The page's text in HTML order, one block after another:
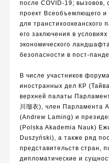
после COVID-19; вызовов,
проект Всеобъемлющего и
для транстихоокеанского
его заключения в
экономического
безопасности в пост-
В числе участников
иностранных дел КР
верхней палаты
川瑠衣), член Парламента
(Andrew Laming) и
( Polska Akademia Nauk)
Duszyński), а также ряд
представительств стран,
дипломатические и